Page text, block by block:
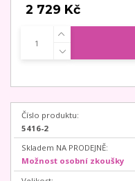
2 729 Kč
Číslo produktu:
5416-2
Skladem NA PRODEJNĚ:
Možnost osobní zkoušky